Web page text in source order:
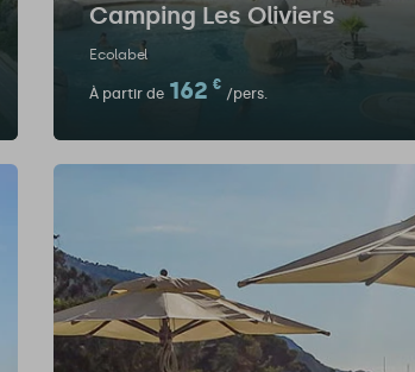
Camping Les Oliviers
Ecolabel
À partir de 162 €
/pers.